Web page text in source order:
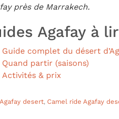
près de Marrakech.
Agafay à
Guide complet du désert
Quand partir (saisons)
Activités & prix
Agafay desert, Camel ride Agafay